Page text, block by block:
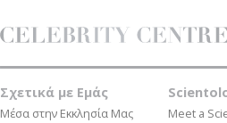
Σχετικά µε Εμάς
Μέσα στην Εκκλησία Μας Meet a